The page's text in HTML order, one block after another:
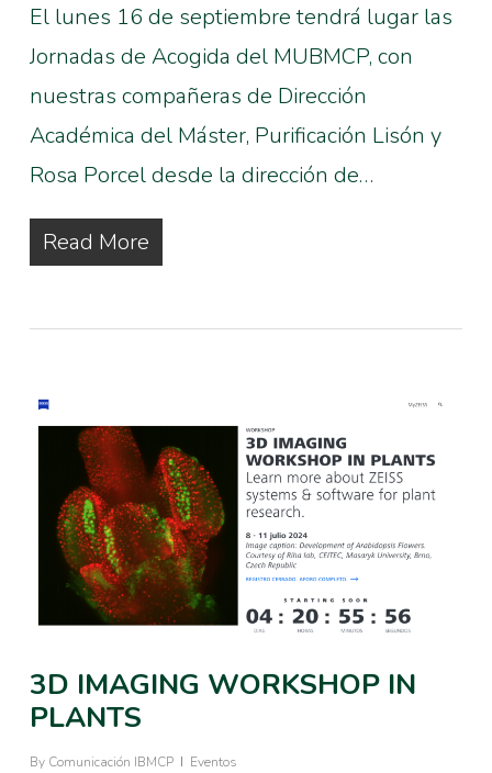
El lunes 16 de septiembre tendrá lugar las
Jornadas de Acogida del MUBMCP, con
nuestras compañeras de Dirección
Académica del Máster, Purificación Lisón y
Rosa Porcel desde la dirección de…
Read More
3D IMAGING WORKSHOP IN
PLANTS
By Comunicación IBMCP Eventos